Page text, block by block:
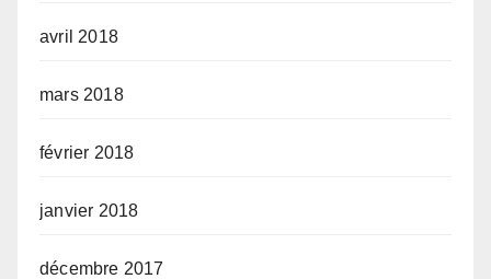
avril 2018
mars 2018
février 2018
janvier 2018
décembre 2017